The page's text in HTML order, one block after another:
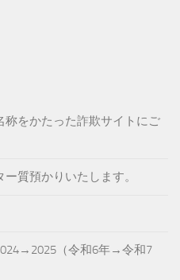
称をかたった詐欺サイトにご
質預かりいたします。
（令和6年→令和7